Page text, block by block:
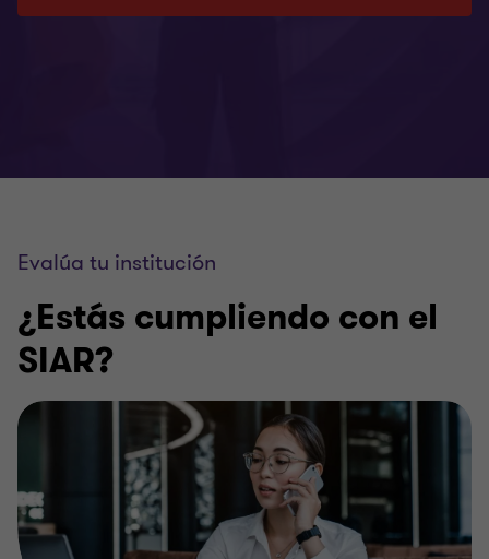
Evalúa tu institución
¿Estás cumpliendo con el
SIAR?